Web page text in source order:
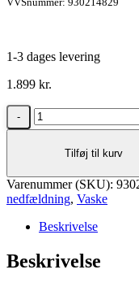
1-3 dages levering
1.899 kr.
BLANCO
LEMIS
i
rustfrit
antal
Tilføj til kurv
Varenummer (SKU):
nedfældning, Vaske
Beskrivelse
Beskrivelse